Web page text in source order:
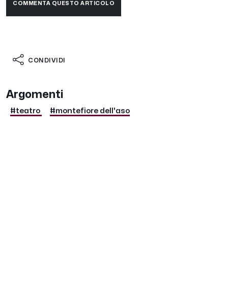
COMMENTA QUESTO ARTICOLO
CONDIVIDI
Argomenti
#teatro #montefiore dell'aso